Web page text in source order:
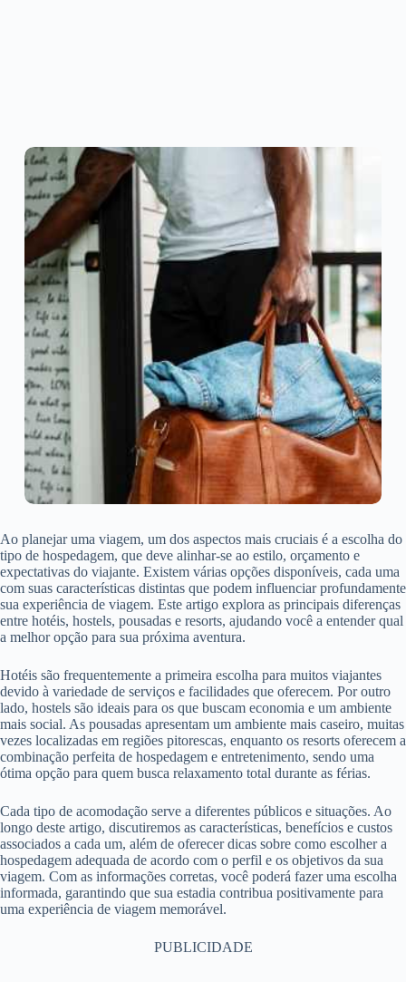
Ao planejar uma viagem, um dos aspectos mais cruciais é a escolha do
tipo de hospedagem, que deve alinhar-se ao estilo, orçamento e
expectativas do viajante. Existem várias opções disponíveis, cada uma
com suas características distintas que podem influenciar profundamente
sua experiência de viagem. Este artigo explora as principais diferenças
entre hotéis, hostels, pousadas e resorts, ajudando você a entender qual
a melhor opção para sua próxima aventura.
Hotéis são frequentemente a primeira escolha para muitos viajantes
devido à variedade de serviços e facilidades que oferecem. Por outro
lado, hostels são ideais para os que buscam economia e um ambiente
mais social. As pousadas apresentam um ambiente mais caseiro, muitas
vezes localizadas em regiões pitorescas, enquanto os resorts oferecem a
combinação perfeita de hospedagem e entretenimento, sendo uma
ótima opção para quem busca relaxamento total durante as férias.
Cada tipo de acomodação serve a diferentes públicos e situações. Ao
longo deste artigo, discutiremos as características, benefícios e custos
associados a cada um, além de oferecer dicas sobre como escolher a
hospedagem adequada de acordo com o perfil e os objetivos da sua
viagem. Com as informações corretas, você poderá fazer uma escolha
informada, garantindo que sua estadia contribua positivamente para
uma experiência de viagem memorável.
PUBLICIDADE